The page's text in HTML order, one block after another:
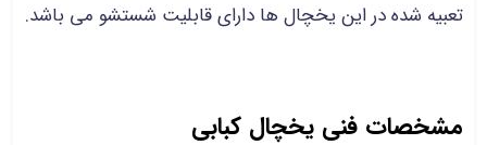
تعبیه شده در این یخچال ها دارای قابلیت شستشو می باشد.
مشخصات فنی یخچال کبابی